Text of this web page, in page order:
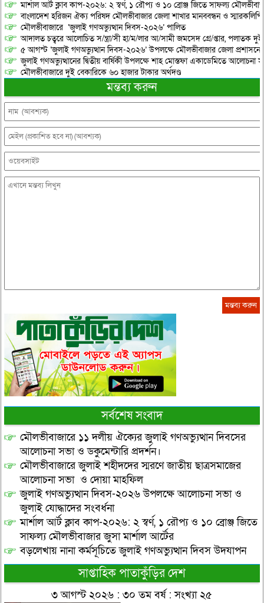
মার্শাল আর্ট ক্লাব কাপ-২০২৬: ২ স্বর্ণ, ১ রৌপ্য ও ১০ ব্রোঞ্জ জিতে সাফল্য
বাংলাদেশ হরিজন ঐক্য পরিষদ মৌলভীবাজার জেলা শাখার মানববন্ধন ও স্মারকলিপি
মৌলভীবাজারে ‘জুলাই গণঅভ্যুত্থান দিবস-২০২৬’ পালিত
আদালত চত্বরে আলোচিত স/ন্ত্রা/সী হা/ম/লার আ/সামী জমসেদ গ্রে/প্তার, পলাতক দুই
৫ আগস্ট ‘জুলাই গণঅভ্যুত্থান দিবস-২০২৬’ উপলক্ষে মৌলভীবাজার জেলা
জুলাই গণঅভ্যুত্থানের দ্বিতীয় বার্ষিকী উপলক্ষে শাহ মোস্তফা একাডেমিতে আলোচনা
মৌলভীবাজারে দুই বেকারিকে ৬০ হাজার টাকার অর্থদণ্ড
মন্তব্য করুন
সর্বশেষ সংবাদ
মৌলভীবাজারে ১১ দলীয় ঐক্যের জুলাই গণঅভ্যুত্থান দিবসের
আলোচনা সভা ও ডকুমেন্টারি প্রদর্শন।
মৌলভীবাজারে জুলাই শহীদদের স্মরণে জাতীয় ছাত্রসমাজের
আলোচনা সভা ও দোয়া মাহফিল
জুলাই গণঅভ্যুত্থান দিবস-২০২৬ উপলক্ষে আলোচনা সভা ও
জুলাই যোদ্ধাদের সংবর্ধনা
মার্শাল আর্ট ক্লাব কাপ-২০২৬: ২ স্বর্ণ, ১ রৌপ্য ও ১০ ব্রোঞ্জ জিতে
সাফল্য মৌলভীবাজার জুসা মার্শাল আর্টের
বড়লেখায় নানা কর্মসূচিতে জুলাই গণঅভ্যুত্থান দিবস উদযাপন
সাপ্তাহিক পাতাকুঁড়ির দেশ
৩ আগস্ট ২০২৬ : ৩০ তম বর্ষ : সংখ্যা ২৫